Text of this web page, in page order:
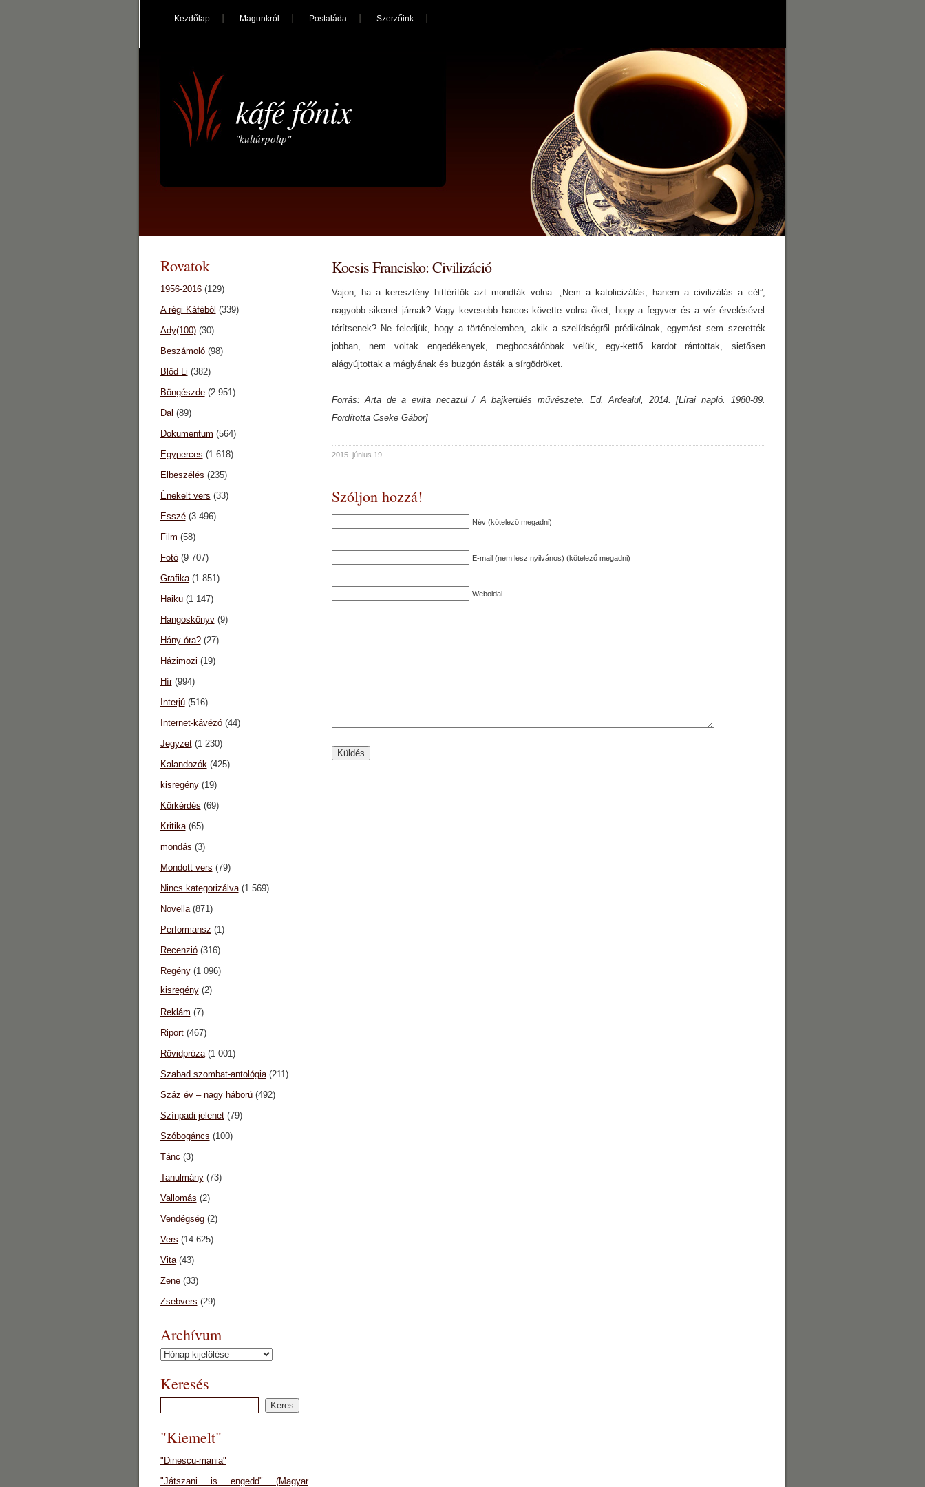
Kezdőlap Magunkról Postaláda Szerzőink
káfé főnix
"kultúrpolip"
Kocsis Francisko: Civilizáció
Vajon, ha a keresztény hittérítők azt mondták volna: „Nem a katolicizálás, hanem a civilizálás a cél”,
nagyobb sikerrel járnak? Vagy kevesebb harcos követte volna őket, hogy a fegyver és a vér érvelésével
térítsenek? Ne feledjük, hogy a történelemben, akik a szelídségről prédikálnak, egymást sem szerették
jobban, nem voltak engedékenyek, megbocsátóbbak velük, egy-kettő kardot rántottak, sietősen
alágyújtottak a máglyának és buzgón ásták a sírgödröket.
Forrás: Arta de a evita necazul / A bajkerülés művészete. Ed. Ardealul, 2014. [Lírai napló. 1980-89.
Fordította Cseke Gábor]
2015. június 19.
Szóljon hozzá!
Név (kötelező megadni)
E-mail (nem lesz nyilvános) (kötelező megadni)
Weboldal
Rovatok
1956-2016(129)
A régi Káféból (339)
Ady(100)(30)
Beszámoló(98)
Blőd Li (382)
Böngészde(2 951)
Dal (89)
Dokumentum (564)
Egyperces (1 618)
Elbeszélés (235)
Énekelt vers (33)
Esszé(3 496)
Film (58)
Fotó(9 707)
Grafika(1 851)
Haiku(1 147)
Hangoskönyv(9)
Hány óra?(27)
Házimozi (19)
Hír(994)
Interjú(516)
Internet-kávézó(44)
Jegyzet(1 230)
Kalandozók(425)
kisregény(19)
Körkérdés (69)
Kritika(65)
mondás (3)
Mondott vers (79)
Nincs kategorizálva(1 569)
Novella(871)
Performansz (1)
Recenzió(316)
Regény(1 096)
kisregény(2)
Reklám (7)
Riport(467)
Rövidpróza(1 001)
Szabad szombat-antológia(211)
Száz év – nagy háború(492)
Színpadi jelenet(79)
Szóbogáncs (100)
Tánc (3)
Tanulmány(73)
Vallomás (2)
Vendégség(2)
Vers (14 625)
Vita(43)
Zene(33)
Zsebvers (29)
Archívum
Archívum
Keresés
"Kiemelt"
"Dinescu-mania"
"Játszani is engedd" (Magyar